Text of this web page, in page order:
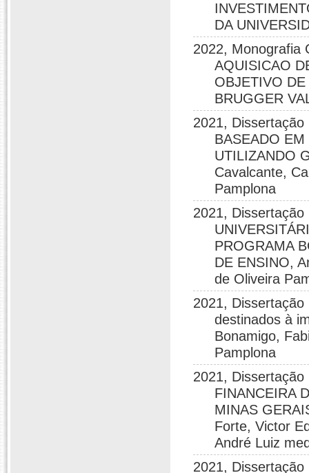
DA
2022, Monografia
AQUISICAO
OBJETIVO
BRUGGER
2021,
BASEADO
UTILIZANDO
Cavalcante,
Pamplona
2021,
PROGRAMA
DE ENSINO,
de Oliveira
2021,
destinados à
Bonamigo,
Pamplona
2021,
FINANCEIRA
MINAS
Forte, Victor
André Luiz
2021,